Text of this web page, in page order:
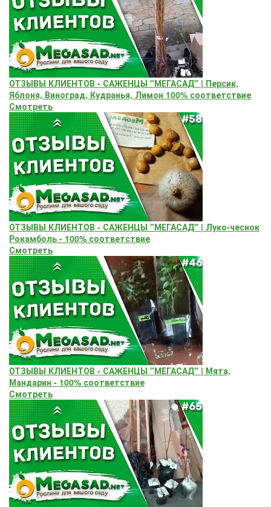
ОТЗЫВЫ КЛИЕНТОВ - САЖЕНЦЫ "МЕГАСАД" | Персик,
Яблоня, Виноград, Кудранья, Лимон 100% соответствие
Смотреть
ОТЗЫВЫ КЛИЕНТОВ - САЖЕНЦЫ "МЕГАСАД" | Луко-чеснок
Рокамболь - 100% соответствие
Смотреть
ОТЗЫВЫ КЛИЕНТОВ - САЖЕНЦЫ "МЕГАСАД" | Мята,
Мандарин - 100% соответствие
Смотреть